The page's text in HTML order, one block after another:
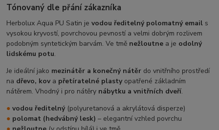
Tónovaný dle přání zákazníka
Herbolux Aqua PU Satin jevodou ředitelný polomatný email s
vysokou kryvostí, povrchovou pevností a velmi dobrým rozlivem
podobným syntetickým barvám. Ve tmě nežloutne a je odolný
lidskému potu.
Je ideální jako mezinátěr a konečný nátěr do vnitřního prostředí
na dřevo, kova přetíratelné plastyopatřené základním
nátěrem. Vhodný i pro nátěry nábytku a vnitřních dveří.
●vodou ředitelný(polyuretanová a akrylátová disperze)
● polomat (hedvábný lesk) – elegantní vzhled povrchu